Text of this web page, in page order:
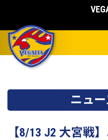
ニュ
【8/13 J2 大宮戦